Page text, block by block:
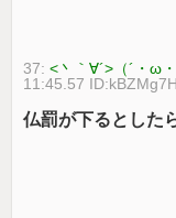
37:<丶｀∀´>（´・ω
11:45.57
仏罰が下るとした